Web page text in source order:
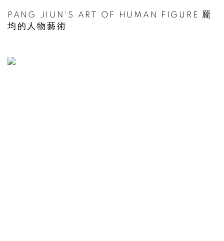
PANG JIUN'S ART OF HUMAN FIGURE 龎
均的人物藝術